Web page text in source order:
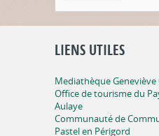
LIENS UTILES
Mediathèque Geneviève
Office de tourisme du
Aulaye
Communauté de
Pastel en Périgord